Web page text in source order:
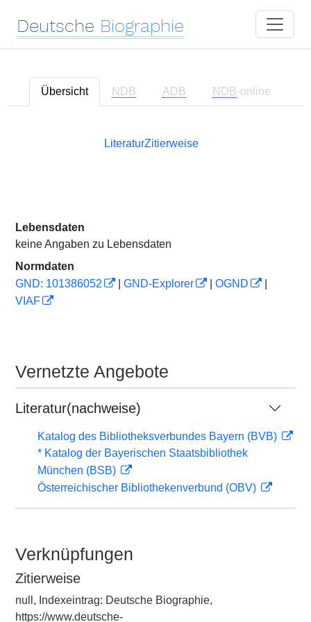
Deutsche Biographie
Übersicht NDB ADB NDB-online
LiteraturZitierweise
Lebensdaten
keine Angaben zu Lebensdaten
Normdaten
GND: 101386052
GND-Explorer OGND
VIAF
Vernetzte Angebote
Literatur(nachweise)
Katalog des Bibliotheksverbundes Bayern (BVB)
* Katalog der Bayerischen Staatsbibliothek
München (BSB)
Österreichischer Bibliothekenverbund (OBV)
Verknüpfungen
Zitierweise
null, Indexeintrag: Deutsche Biographie,
https://www.deutsche-